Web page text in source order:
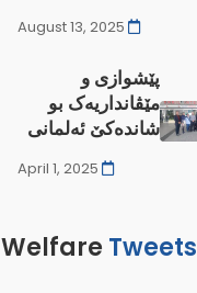
پێشوازی و
مێڤانداریەک بو
شاندەکێ ئەلمانی
Welfare Tweets